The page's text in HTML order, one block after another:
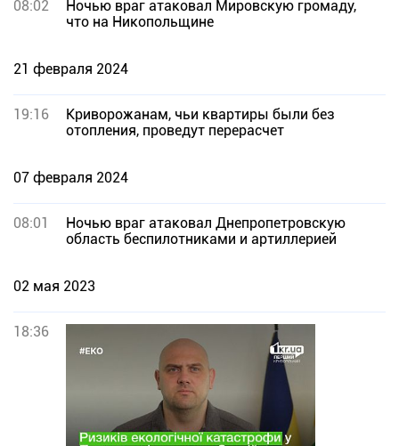
08:02
Ночью враг атаковал Мировскую громаду,
что на Никопольщине
21 февраля 2024
19:16
Криворожанам, чьи квартиры были без
отопления, проведут перерасчет
07 февраля 2024
08:01
Ночью враг атаковал Днепропетровскую
область беспилотниками и артиллерией
02 мая 2023
18:36